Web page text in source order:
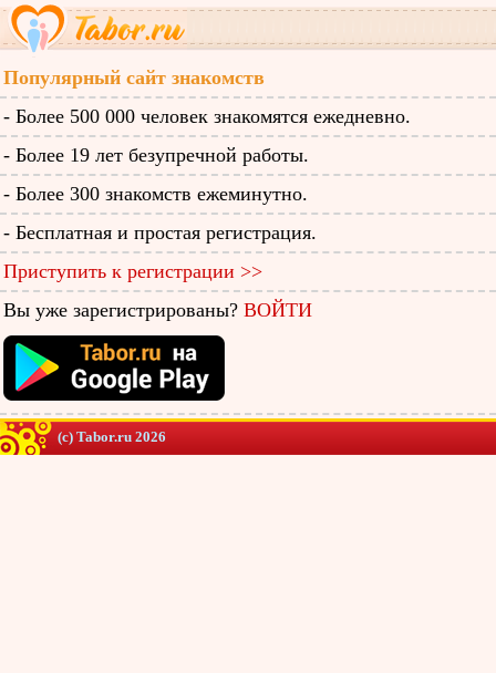
Популярный сайт знакомств
- Более 500 000 человек знакомятся ежедневно.
- Более 19 лет безупречной работы.
- Более 300 знакомств ежеминутно.
- Бесплатная и простая регистрация.
Приступить к регистрации >>
Вы уже зарегистрированы? ВОЙТИ
(c) Tabor.ru 2026